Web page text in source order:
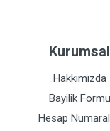
Kurumsal
Hakkımızda
Bayilik Formu
Hesap